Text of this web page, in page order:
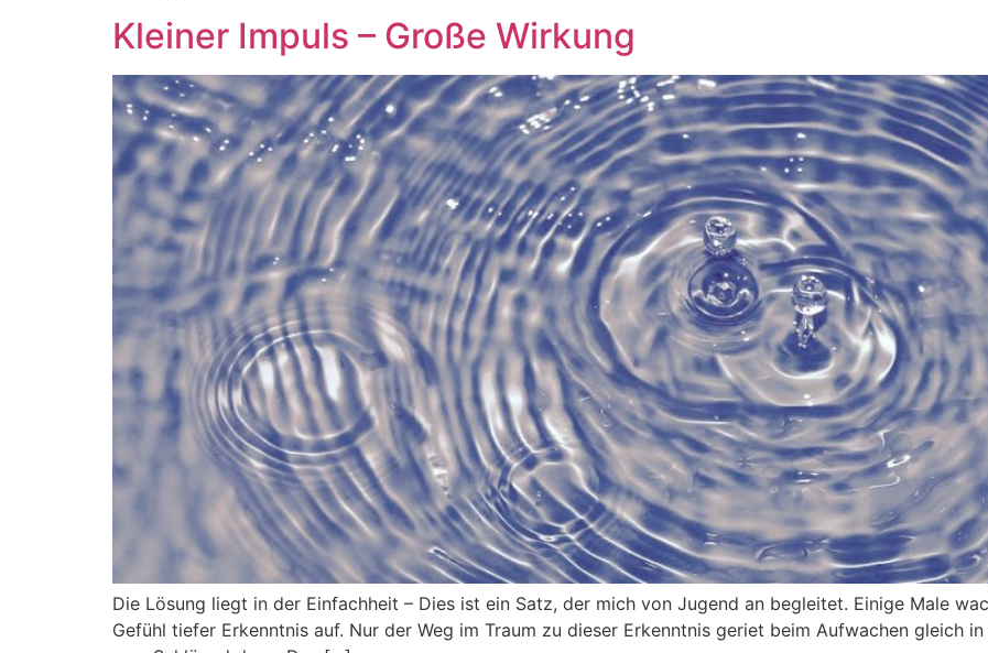
Kleiner Impuls – Große Wirkung
Die Lösung liegt in der Einfachheit – Dies ist ein Satz, der mich von Jugend an begleitet. Einige Male
Gefühl tiefer Erkenntnis auf. Nur der Weg im Traum zu dieser Erkenntnis geriet beim Aufwachen gleich